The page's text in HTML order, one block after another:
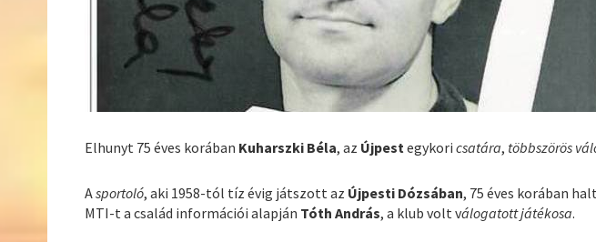
Elhunyt 75 éves korában Kuharszki Béla, az Újpest egykoricsatára, többszörös
Asportoló, aki 1958-tól tíz évig játszott az Újpesti Dózsában, 75 éves korában
MTI-t a család információi alapján Tóth András, a klub volt válogatott játékosa.